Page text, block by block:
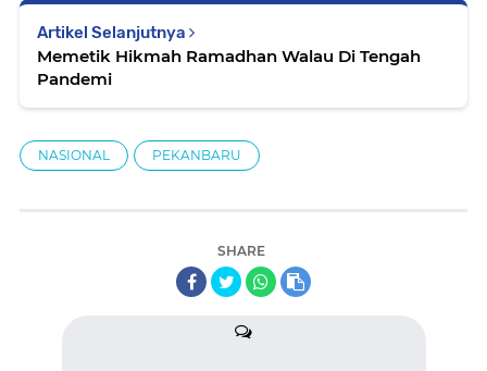
Artikel Selanjutnya
Memetik Hikmah Ramadhan Walau Di Tengah
Pandemi
NASIONAL PEKANBARU
SHARE